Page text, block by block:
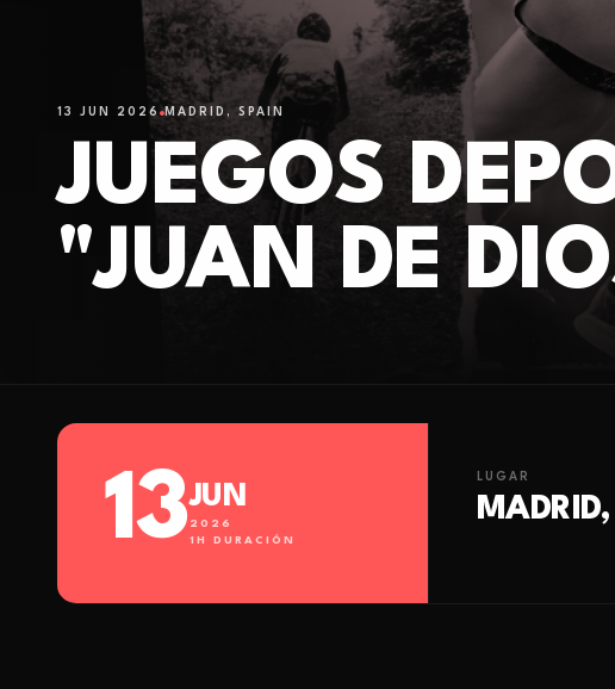
13 JUN 2026 MADRID, SPAIN
JUEGOS
"JUAN DE
13JUN
2026
1 H DURACIÓN
LUGAR